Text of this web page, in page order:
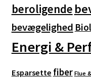
beroligende
bevægelighed
Energi &
Esparsette fiber Flue